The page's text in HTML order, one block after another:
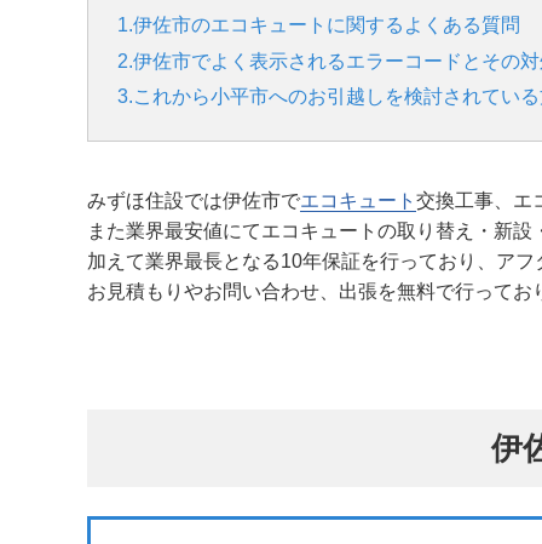
1.伊佐市のエコキュートに関するよくある質問
2.伊佐市でよく表示されるエラーコードとその
3.これから小平市へのお引越しを検討されてい
みずほ住設では伊佐市でエコキュート 交換工事、エ
また業界最安値にてエコキュートの取り替え・新
加えて業界最長となる10年保証を行っており、ア
お見積もりやお問い合わせ、出張を無料で行って
伊